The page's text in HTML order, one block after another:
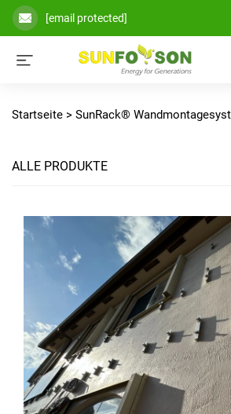
[email protected]
Startseite > SunRack®
ALLE PRODUKTE